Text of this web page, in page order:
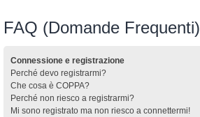
FAQ (Domande Frequenti)
Connessione e registrazione
Perché devo registrarmi?
Che cosa è COPPA?
Perché non riesco a registrarmi?
Mi sono registrato ma non riesco a connettermi!